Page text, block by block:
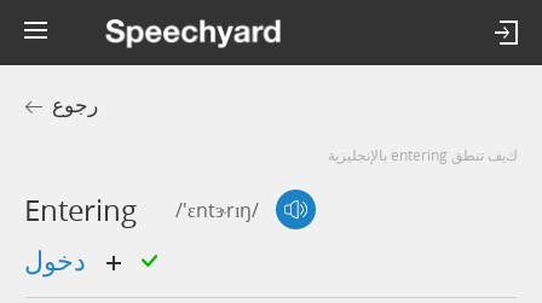
رجوع
كيف تنطق entering بالإنجليزية
Entering /'ɛntɝrɪŋ/